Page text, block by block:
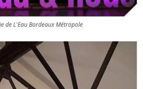
de L'Eau Bordeaux Métropole